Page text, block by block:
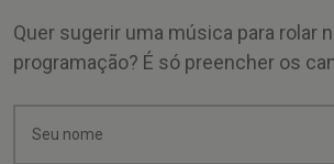
Quer sugerir uma música para rolar
programação? É só preencher os